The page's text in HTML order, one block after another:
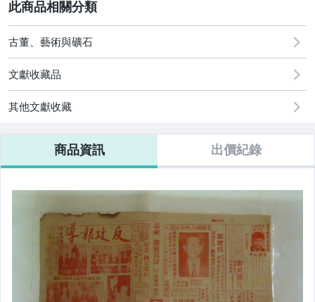
古董、藝術與礦石
玩具、模型與公仔
古董、藝術與礦石
文獻收藏品
其他文獻收藏
商品資訊 出價紀錄